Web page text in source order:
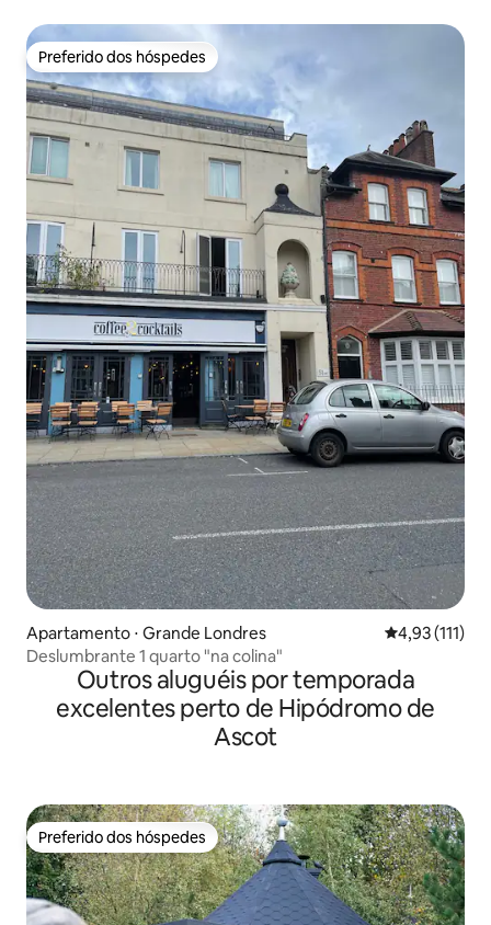
Preferido dos hóspedes
Preferido dos hóspedes
Apartamento ⋅ Grande Londres 4,93 de uma
4,93 (111)
Deslumbrante 1 quarto "na colina"
Outros aluguéis por temporada
excelentes perto de Hipódromo de
Ascot
Preferido dos hóspedes
Preferido dos hóspedes